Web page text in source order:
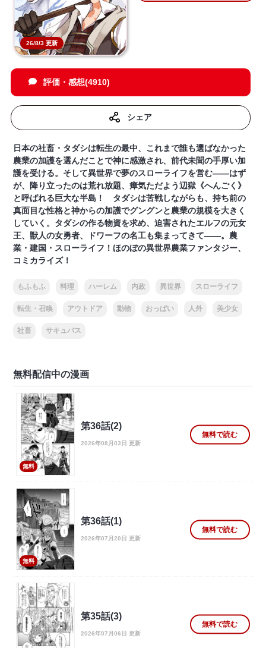
26/8/3 更新
評価・感想(4910)
シェア
日本の社畜・タダシは転生の最中、これまで誰も選ばなかった
農業の加護を選んだことで神に感激され、前代未聞の手厚い加
護を受ける。そして異世界で夢のスローライフを営む――はず
が、降り立ったのは荒れ放題、瘴気ただよう辺獄《へんごく》
と呼ばれる巨大な半島！ タダシは苦戦しながらも、持ち前の
真面目な性格と神からの加護でグングンと農業の規模を大きく
していく。タダシの作る物資を求め、迫害されたエルフの元女
王、獣人の女勇者、ドワーフの名工も集まってきて――。農
業・建国・スローライフ！ほのぼの異世界農業ファンタジー、
コミカライズ！
もふもふ 料理 ハーレム 内政 異世界 スローライフ
転生・召喚 アウトドア 動物 おっぱい 人外 美少女
社畜 サキュバス
無料配信中の漫画
無料
第36話(2)
2026年08月03日 更新
無料で読む
無料
第36話(1)
2026年07月20日 更新
無料で読む
第35話(3)
2026年07月06日 更新
無料で読む